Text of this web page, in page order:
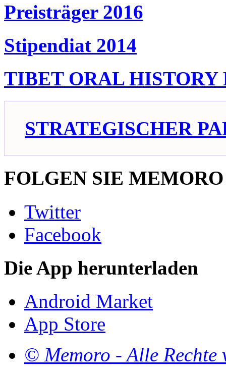
Preisträger 2016
Stipendiat 2014
TIBET ORAL HISTORY
STRATEGISCHER
FOLGEN SIE
Twitter
Facebook
Die App herunterladen
Android Market
App Store
© Memoro - Alle Rechte